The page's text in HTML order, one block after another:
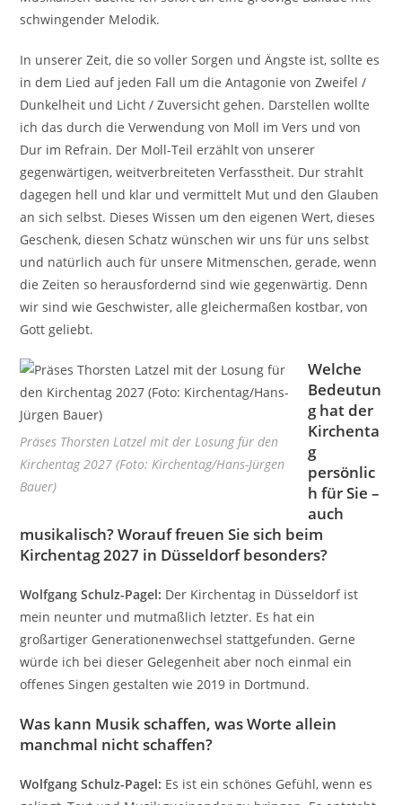
schwingender Melodik.
In unserer Zeit, die so voller Sorgen und Ängste ist, sollte es
in dem Lied auf jeden Fall um die Antagonie von Zweifel /
Dunkelheit und Licht / Zuversicht gehen. Darstellen wollte
ich das durch die Verwendung von Moll im Vers und von
Dur im Refrain. Der Moll-Teil erzählt von unserer
gegenwärtigen, weitverbreiteten Verfasstheit. Dur strahlt
dagegen hell und klar und vermittelt Mut und den Glauben
an sich selbst. Dieses Wissen um den eigenen Wert, dieses
Geschenk, diesen Schatz wünschen wir uns für uns selbst
und natürlich auch für unsere Mitmenschen, gerade, wenn
die Zeiten so herausfordernd sind wie gegenwärtig. Denn
wir sind wie Geschwister, alle gleichermaßen kostbar, von
Gott geliebt.
Präses Thorsten Latzel mit der Losung für den
Kirchentag 2027 (Foto: Kirchentag/Hans-Jürgen
Bauer)
Welche
Bedeutun
g hat der
Kirchenta
g
persönlic
h für Sie –
auch
musikalisch? Worauf freuen Sie sich beim
Kirchentag 2027 in Düsseldorf besonders?
Wolfgang Schulz-Pagel: Der Kirchentag in Düsseldorf ist
mein neunter und mutmaßlich letzter. Es hat ein
großartiger Generationenwechsel stattgefunden. Gerne
würde ich bei dieser Gelegenheit aber noch einmal ein
offenes Singen gestalten wie 2019 in Dortmund.
Was kann Musik schaffen, was Worte allein
manchmal nicht schaffen?
Wolfgang Schulz-Pagel: Es ist ein schönes Gefühl, wenn es